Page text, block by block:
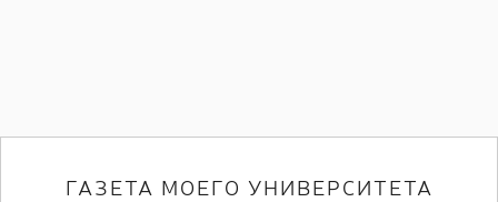
ГАЗЕТА МОЕГО УНИВЕРСИТЕТА